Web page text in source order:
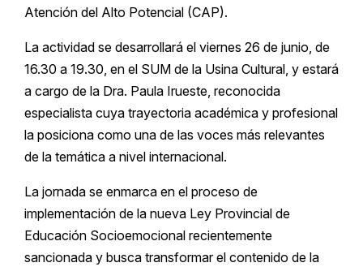
Atención del Alto Potencial (CAP).
La actividad se desarrollará el viernes 26 de junio, de
16.30 a 19.30, en el SUM de la Usina Cultural, y estará
a cargo de la Dra. Paula Irueste, reconocida
especialista cuya trayectoria académica y profesional
la posiciona como una de las voces más relevantes
de la temática a nivel internacional.
La jornada se enmarca en el proceso de
implementación de la nueva Ley Provincial de
Educación Socioemocional recientemente
sancionada y busca transformar el contenido de la